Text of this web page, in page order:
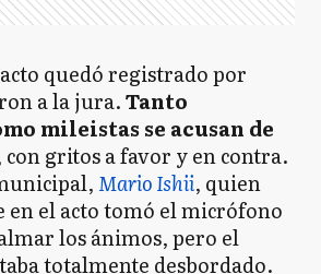
quedó registrado por
a la jura.Tanto
mileistas se acusan de
con gritos a favor y en contra.
Mario Ishii, quien
en el acto tomó el micrófono
los ánimos, pero el
totalmente desbordado.